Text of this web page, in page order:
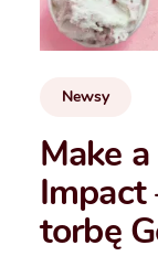
Newsy
Make
torbę